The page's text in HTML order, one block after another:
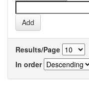
Results/Page
In order